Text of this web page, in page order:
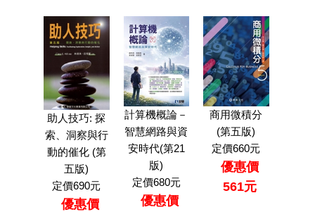
助人技巧: 探
索、洞察與行
動的催化 (第
五版)
定價690元
優惠價
計算機概論－
智慧網路與資
安時代(第21
版)
定價680元
優惠價
商用微積分
(第五版)
定價660元
優惠價
561元